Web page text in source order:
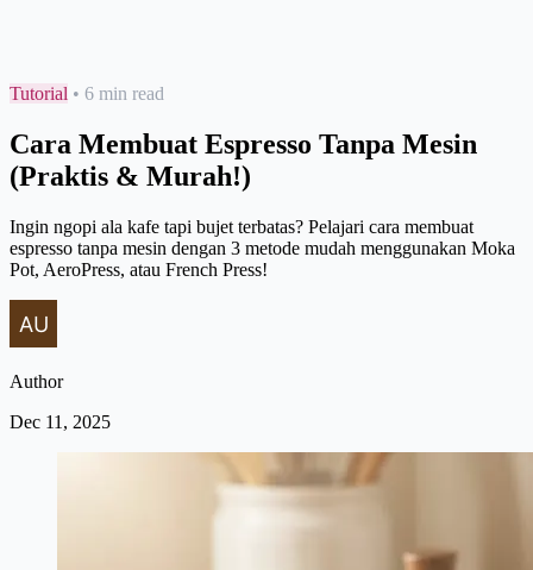
Tutorial • 6 min read
Cara Membuat Espresso Tanpa Mesin
(Praktis & Murah!)
Ingin ngopi ala kafe tapi bujet terbatas? Pelajari cara membuat
espresso tanpa mesin dengan 3 metode mudah menggunakan Moka
Pot, AeroPress, atau French Press!
Author
Dec 11, 2025